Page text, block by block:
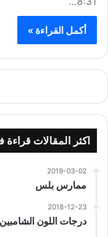
أكمل القراءة »
اكثر المقالات قراءة
2019-03-02
ممارس بلس
2018-12-23
درجات اللون الشامبين